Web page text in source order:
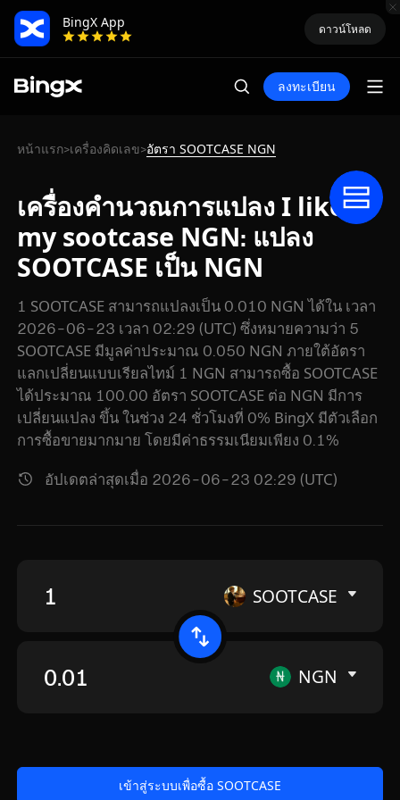
BingX App ดาวน์โหลด
ลงทะเบียน
หน้าแรก>เครื่องคิดเลข>อัตรา SOOTCASE NGN
เครื่องคำนวณการแปลง I like
my sootcase NGN: แปลง
SOOTCASE เป็น NGN
1 SOOTCASE สามารถแปลงเป็น 0.010 NGN ได้ใน เวลา
2026-06-23 เวลา 02:29 (UTC) ซึ่งหมายความว่า 5
SOOTCASE มีมูลค่าประมาณ 0.050 NGN ภายใต้อัตรา
แลกเปลี่ยนแบบเรียลไทม์ 1 NGN สามารถซื้อ SOOTCASE
ได้ประมาณ 100.00 อัตรา SOOTCASE ต่อ NGN มีการ
เปลี่ยนแปลง ขึ้น ในช่วง 24 ชั่วโมงที่ 0% BingX มีตัวเลือก
การซื้อขายมากมาย โดยมีค่าธรรมเนียมเพียง 0.1%
อัปเดตล่าสุดเมื่อ 2026-06-23 02:29 (UTC)
SOOTCASE
NGN
เข้าสู่ระบบเพื่อซื้อ SOOTCASE